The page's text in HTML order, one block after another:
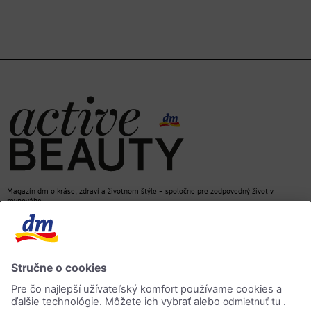
Magazín dm o kráse, zdraví a životnom štýle – spoločne pre zodpovedný život v
rovnováhe